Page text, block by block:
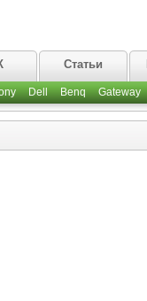
Статьи
Dell Benq Gateway